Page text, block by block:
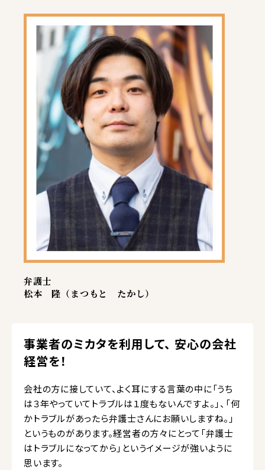
弁護士
松本 隆（まつもと たかし）
事業者のミカタを利用して、 安心の会社
経営を！
会社の方に接していて、よく耳にする言葉の中に「うち
は３年やっていてトラブルは１度もないんですよ。」、「何
かトラブルがあったら弁護士さんにお願いしますね。」
というものがあります。経営者の方々にとって「弁護士
はトラブルになってから」というイメージが強いように
思います。